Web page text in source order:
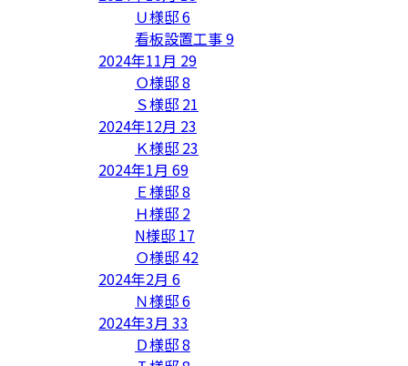
Ｕ様邸6
看板設置工事9
2024年11月 29
Ｏ様邸8
Ｓ様邸 21
2024年12月 23
Ｋ様邸 23
2024年1月 69
Ｅ様邸8
Ｈ様邸 2
N様邸 17
Ｏ様邸42
2024年2月 6
Ｎ様邸6
2024年3月 33
Ｄ様邸8